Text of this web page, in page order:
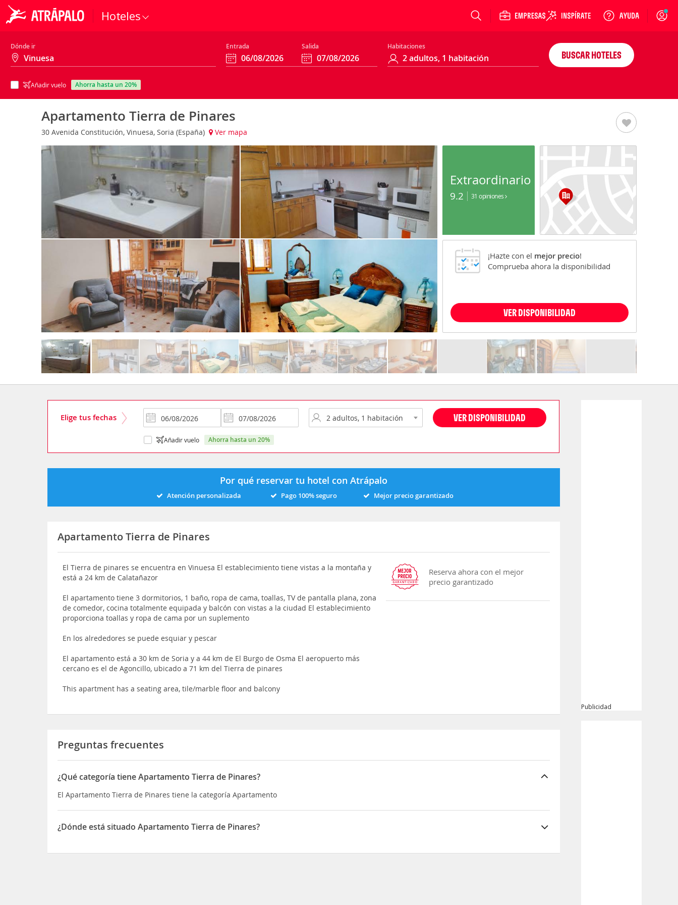
Hoteles Login
Dónde ir Entrada Salida Habitaciones
Añadir vuelo ahorra hasta un 20%
BUSCAR HOTELES
Apartamento Tierra de Pinares
30 Avenida Constitución, Vinuesa, Soria (España) Ver mapa
Extraordinario
9.2 31 opiniones
¡Hazte con el mejor precio!
Comprueba ahora la disponibilidad
VER DISPONIBILIDAD
Elige tus fechas VER DISPONIBILIDAD
Añadir vuelo ahorra hasta un 20%
Por qué reservar tu hotel con Atrápalo
Atención personalizada Pago 100% seguro Mejor precio garantizado
Apartamento Tierra de Pinares
El Tierra de pinares se encuentra en Vinuesa El establecimiento tiene vistas a la montaña y
está a 24 km de Calatañazor
El apartamento tiene 3 dormitorios, 1 baño, ropa de cama, toallas, TV de pantalla plana, zona
de comedor, cocina totalmente equipada y balcón con vistas a la ciudad El establecimiento
proporciona toallas y ropa de cama por un suplemento
En los alrededores se puede esquiar y pescar
El apartamento está a 30 km de Soria y a 44 km de El Burgo de Osma El aeropuerto más
cercano es el de Agoncillo, ubicado a 71 km del Tierra de pinares
This apartment has a seating area, tile/marble floor and balcony
Reserva ahora con el mejor
precio garantizado
Preguntas frecuentes
¿Qué categoría tiene Apartamento Tierra de Pinares?
El Apartamento Tierra de Pinares tiene la categoría Apartamento
¿Dónde está situado Apartamento Tierra de Pinares?
Publicidad